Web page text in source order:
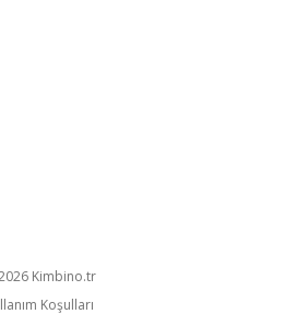
kimbino.tr
Koşulları